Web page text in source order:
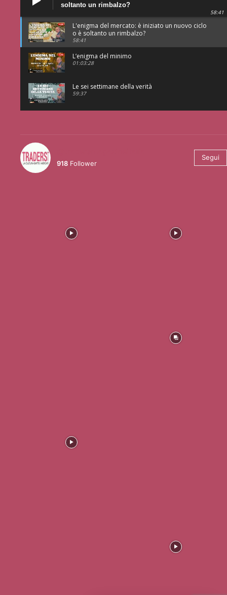
soltanto un rimbalzo?
58:41
L'enigma del mercato: è iniziato un nuovo ciclo
o è soltanto un rimbalzo?
58:41
L’enigma del minimo
01:03:28
Le sei settimane della verità
59:37
918 Follower
Segui